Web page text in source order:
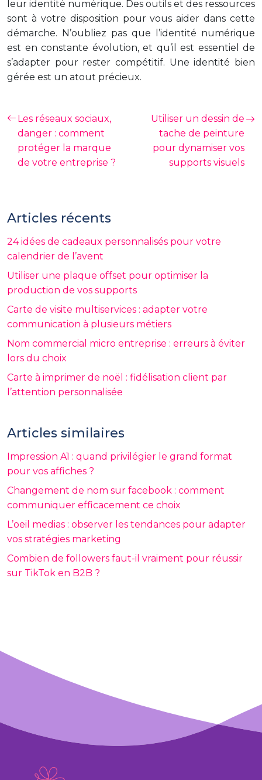
leur identité numérique. Des outils et des ressources
sont à votre disposition pour vous aider dans cette
démarche. N’oubliez pas que l’identité numérique
est en constante évolution, et qu’il est essentiel de
s’adapter pour rester compétitif. Une identité bien
gérée est un atout précieux.
Les réseaux sociaux,
danger : comment
protéger la marque
de votre entreprise ?
Utiliser un dessin de
tache de peinture
pour dynamiser vos
supports visuels
Articles récents
24 idées de cadeaux personnalisés pour votre
calendrier de l’avent
Utiliser une plaque offset pour optimiser la
production de vos supports
Carte de visite multiservices : adapter votre
communication à plusieurs métiers
Nom commercial micro entreprise : erreurs à éviter
lors du choix
Carte à imprimer de noël : fidélisation client par
l’attention personnalisée
Articles similaires
Impression A1 : quand privilégier le grand format
pour vos affiches ?
Changement de nom sur facebook : comment
communiquer efficacement ce choix
L’oeil medias : observer les tendances pour adapter
vos stratégies marketing
Combien de followers faut-il vraiment pour réussir
sur TikTok en B2B ?